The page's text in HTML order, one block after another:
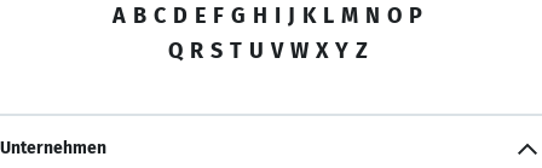
A B C D E F G H I J K L M N O P
Q R S T U V W X Y Z
Unternehmen